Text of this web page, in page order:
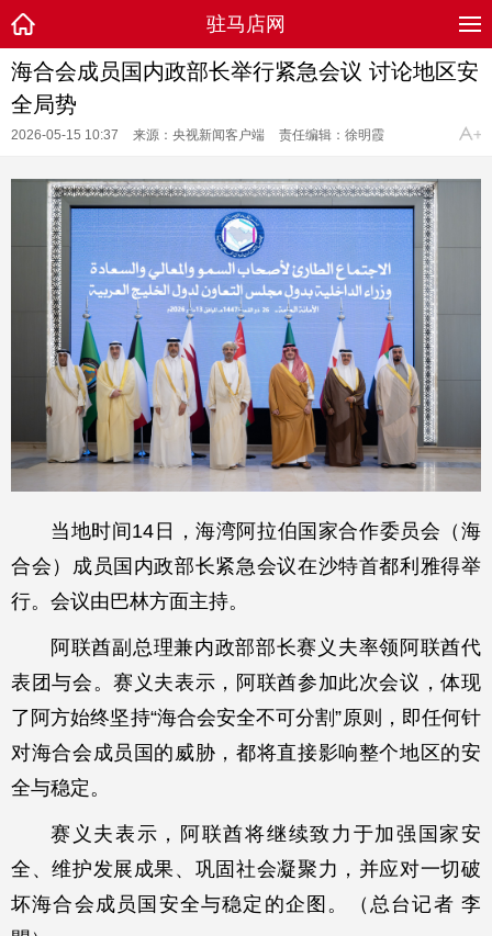
驻马店网
海合会成员国内政部长举行紧急会议 讨论地区安
全局势
2026-05-15 10:37 来源：央视新闻客户端 责任编辑：徐明霞
当地时间14日，海湾阿拉伯国家合作委员会（海
合会）成员国内政部长紧急会议在沙特首都利雅得举
行。会议由巴林方面主持。
阿联酋副总理兼内政部部长赛义夫率领阿联酋代
表团与会。赛义夫表示，阿联酋参加此次会议，体现
了阿方始终坚持“海合会安全不可分割”原则，即任何针
对海合会成员国的威胁，都将直接影响整个地区的安
全与稳定。
赛义夫表示，阿联酋将继续致力于加强国家安
全、维护发展成果、巩固社会凝聚力，并应对一切破
坏海合会成员国安全与稳定的企图。（总台记者 李